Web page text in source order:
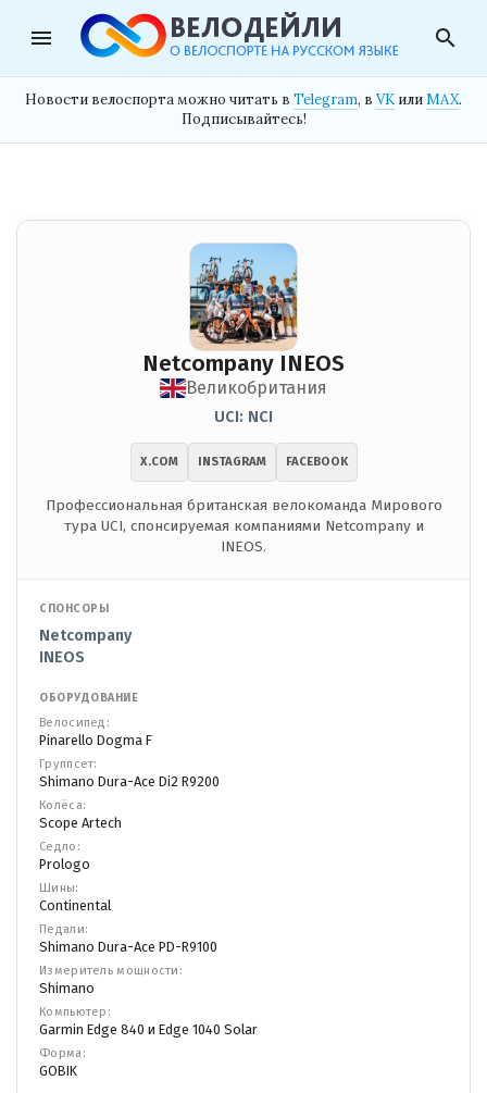
menu search
Новости велоспорта можно читать в Telegram, в VK илиMAX.
Подписывайтесь!
Netcompany INEOS
Великобритания
UCI: NCI
X.COM INSTAGRAM FACEBOOK
Профессиональная британская велокоманда Мирового
тура UCI, спонсируемая компаниями Netcompany и
INEOS.
СПОНСОРЫ
Netcompany
INEOS
ОБОРУДОВАНИЕ
Велосипед:
Pinarello Dogma F
Группсет:
Shimano Dura-Ace Di2 R9200
Колёса:
Scope Artech
Седло:
Prologo
Шины:
Continental
Педали:
Shimano Dura-Ace PD-R9100
Измеритель мощности:
Shimano
Компьютер:
Garmin Edge 840 и Edge 1040 Solar
Форма:
GOBIK